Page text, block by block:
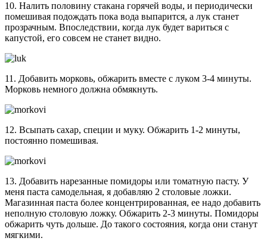
10. Налить половину стакана горячей воды, и периодически
помешивая подождать пока вода выпарится, а лук станет
прозрачным. Впоследствии, когда лук будет вариться с
капустой, его совсем не станет видно.
11. Добавить морковь, обжарить вместе с луком 3-4 минуты.
Морковь немного должна обмякнуть.
12. Всыпать сахар, специи и муку. Обжарить 1-2 минуты,
постоянно помешивая.
13. Добавить нарезанные помидоры или томатную пасту. У
меня паста самодельная, я добавляю 2 столовые ложки.
Магазинная паста более концентрированная, ее надо добавить
неполную столовую ложку. Обжарить 2-3 минуты. Помидоры
обжарить чуть дольше. До такого состояния, когда они станут
мягкими.